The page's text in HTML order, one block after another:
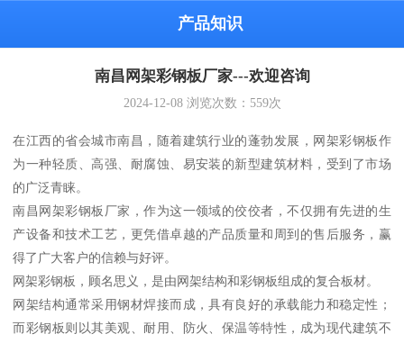
产品知识
南昌网架彩钢板厂家---欢迎咨询
2024-12-08浏览次数： 559次
在江西的省会城市南昌，随着建筑行业的蓬勃发展，网架彩钢板作
为一种轻质、高强、耐腐蚀、易安装的新型建筑材料，受到了市场
的广泛青睐。
南昌网架彩钢板厂家，作为这一领域的佼佼者，不仅拥有先进的生
产设备和技术工艺，更凭借卓越的产品质量和周到的售后服务，赢
得了广大客户的信赖与好评。
网架彩钢板，顾名思义，是由网架结构和彩钢板组成的复合板材。
网架结构通常采用钢材焊接而成，具有良好的承载能力和稳定性；
而彩钢板则以其美观、耐用、防火、保温等特性，成为现代建筑不